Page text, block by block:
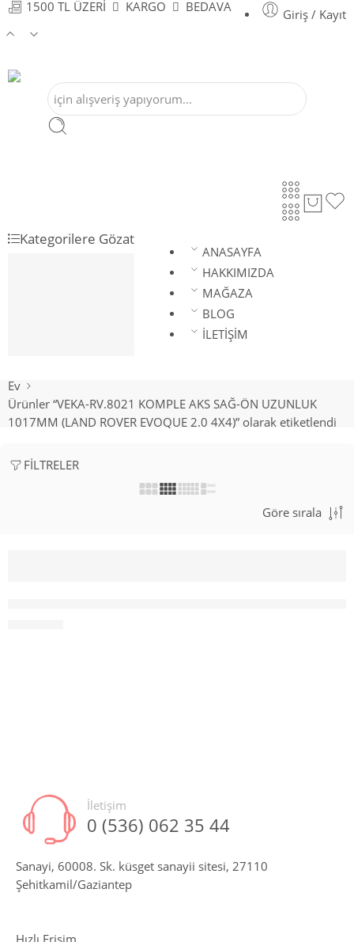
1500 TL ÜZERİ KARGO BEDAVA
Giriş / Kayıt
Kategorilere Gözat
ANASAYFA
HAKKIMIZDA
MAĞAZA
BLOG
İLETİŞİM
Ev
Ürünler “VEKA-RV.8021 KOMPLE AKS SAĞ-ÖN UZUNLUK
1017MM (LAND ROVER EVOQUE 2.0 4X4)” olarak etiketlendi
FILTRELER
Göre sırala
İletişim
0 (536) 062 35 44
Sanayi, 60008. Sk. küsget sanayii sitesi, 27110
Şehitkamil/Gaziantep
Hızlı Erişim